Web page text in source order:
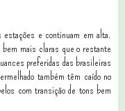
e continuam em alta.
mais claras que o restante
preferidas das brasileiras
também têm caído no
com transição de tons bem